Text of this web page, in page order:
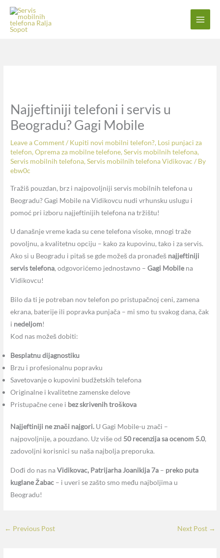
Skip
content
Najjeftiniji telefoni i servis u
Beogradu? Gagi Mobile
Leave a Comment/ Kupiti novi mobilni telefon?, Losi punjaci za
telefon,Oprema za mobilne telefone,Servis mobilnih telefona,
Servis mobilnih telefona,Servis mobilnih telefona Vidikovac / By
ebw0c
Tražiš pouzdan, brz i najpovoljniji servis mobilnih telefona u
Beogradu? Gagi Mobile na Vidikovcu nudi vrhunsku uslugu i
pomoć pri izboru najjeftinijih telefona na tržištu!
U današnje vreme kada su cene telefona visoke, mnogi traže
povoljnu, a kvalitetnu opciju – kako za kupovinu, tako i za servis.
Ako si u Beogradu i pitaš se gde možeš da pronađeš najjeftiniji
servis telefona, odgovorićemo jednostavno –Gagi Mobilena
Vidikovcu!
Bilo da ti je potreban nov telefon po pristupačnoj ceni, zamena
ekrana, baterije ili popravka punjača – mi smo tu svakog dana, čak
i nedeljom!
Kod nas možeš dobiti:
Besplatnu dijagnostiku
Brzu i profesionalnu popravku
Savetovanje o kupovini budžetskih telefona
Originalne i kvalitetne zamenske delove
Pristupačne cene i bez skrivenih troškova
Najjeftiniji ne znači najgori. U Gagi Mobile-u znači –
najpovoljnije, a pouzdano. Uz više od 50 recenzija sa ocenom 5.0,
zadovoljni korisnici su naša najbolja preporuka.
Dođi do nas naVidikovac, Patrijarha Joanikija 7a – preko puta
kuglane Žabac – i uveri se zašto smo među najboljima u
Beogradu!
← Previous Post Next Post →